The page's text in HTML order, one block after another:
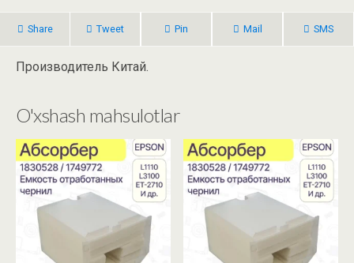
Share Tweet Pin Mail SMS
Производитель Китай.
O'xshash mahsulotlar